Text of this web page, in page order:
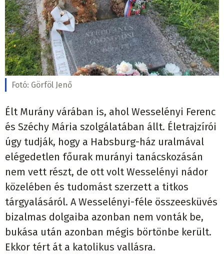
Fotó: Görföl Jenő
Élt Murány várában is, ahol Wesselényi Ferenc
és Széchy Mária szolgálatában állt. Életrajzírói
úgy tudják, hogy a Habsburg-ház uralmával
elégedetlen főurak murányi tanácskozásán
nem vett részt, de ott volt Wesselényi nádor
közelében és tudomást szerzett a titkos
tárgyalásáról. A Wesselényi-féle összeesküvés
bizalmas dolgaiba azonban nem vonták be,
bukása után azonban mégis börtönbe került.
Ekkor tért át a katolikus vallásra.